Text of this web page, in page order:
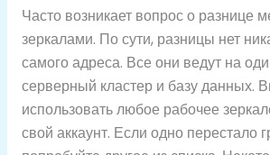
Часто возникает вопрос о разнице
зеркалами. По сути, разницы нет
самого адреса. Все они ведут на
серверный кластер и базу данных.
использовать любое рабочее
свой аккаунт. Если одно перестало